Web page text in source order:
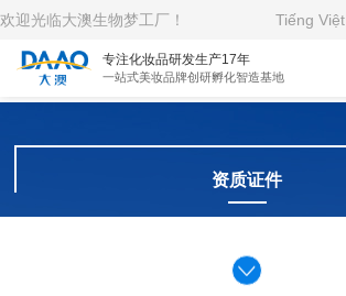
欢迎光临大澳生物梦工厂！ Tiếng Việt
专注化妆品研发生产17年
一站式美妆品牌创研孵化智造基地
资质证件
> >